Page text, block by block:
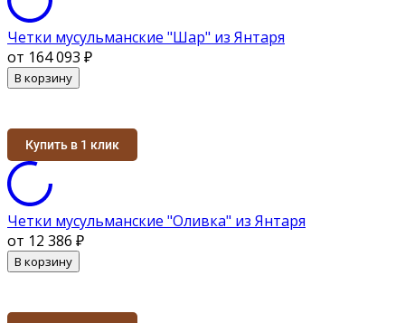
Четки мусульманские "Шар" из Янтаря
от 164 093 ₽
В корзину
Купить в 1 клик
Четки мусульманские "Оливка" из Янтаря
от 12 386 ₽
В корзину